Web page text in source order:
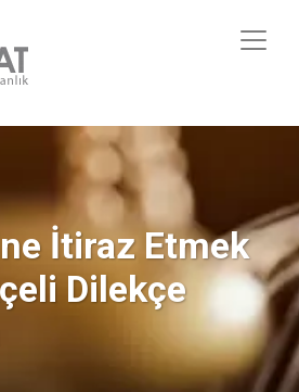
İtiraz Etmek
Dilekçe